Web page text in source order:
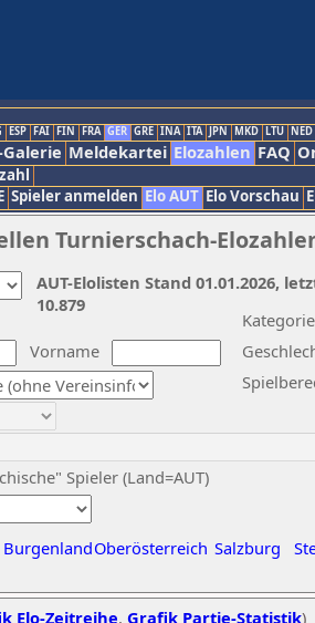
ESP FAI FIN FRA GER GRE INA ITA JPN MKD LTU NED
Galerie Meldekartei Elozahlen FAQ
Spieler anmelden Elo AUT Elo Vorschau
Turnierschach-
Vorname
Kategorie
Spieler (Land=AUT)
BurgenlandOberösterreich Salzburg
AUT-Elolisten Stand 01.01.2026,
10.879
Elo-Zeitreihe, Grafik Partie-Statistik)